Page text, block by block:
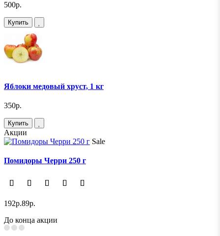
500р.
Купить
Яблоки медовый хруст, 1 кг
350р.
Купить
Акции
Sale
Помидоры Черри 250 г
192р.89р.
До конца акции